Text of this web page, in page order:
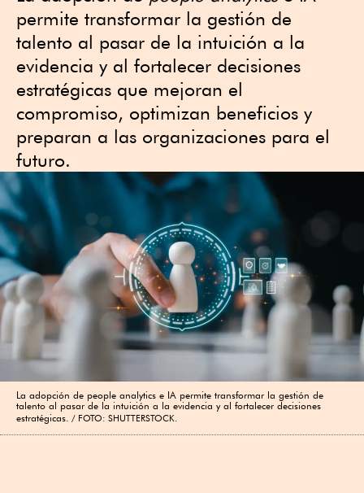
permite transformar la gestión de
talento al pasar de la intuición a la
evidencia y al fortalecer decisiones
estratégicas que mejoran el
compromiso, optimizan beneficios y
preparan a las organizaciones para el
futuro.
La adopción de people analytics e IA permite transformar la gestión de
talento al pasar de la intuición a la evidencia y al fortalecer decisiones
estratégicas.
FOTO: SHUTTERSTOCK.